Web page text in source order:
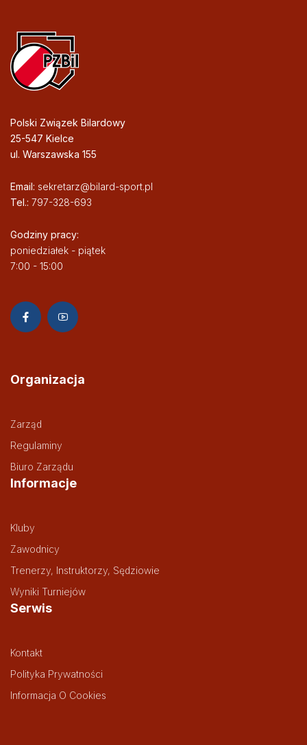
Polski Związek Bilardowy
25-547 Kielce
ul. Warszawska 155
Email: sekretarz@bilard-sport.pl
Tel.: 797-328-693
Godziny pracy:
poniedziałek - piątek
7:00 - 15:00
Organizacja
Zarząd
Regulaminy
Biuro Zarządu
Informacje
Kluby
Zawodnicy
Trenerzy, Instruktorzy, Sędziowie
Wyniki Turniejów
Serwis
Kontakt
Polityka Prywatności
Informacja O Cookies